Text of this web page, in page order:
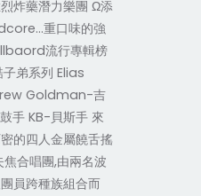
炸藥潛力樂團 Ω添
重口味的強
流行專輯榜
弟系列 Elias
Goldman-吉
手 KB-貝斯手 來
的四人金屬饒舌搖
合唱團,由兩名波
員跨種族組合而